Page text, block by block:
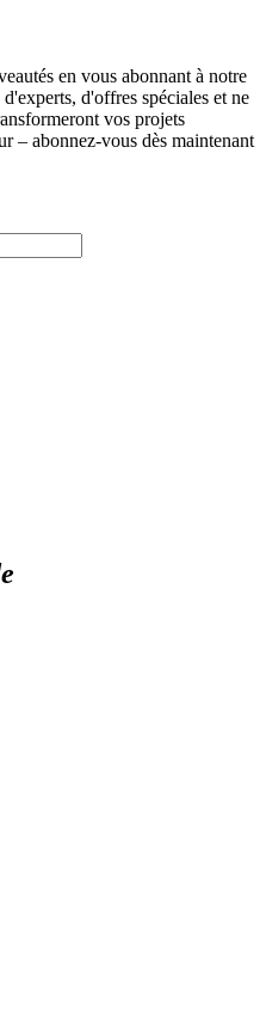
en vous abonnant à notre
d'offres spéciales et ne
vos projets
– abonnez-vous dès maintenant